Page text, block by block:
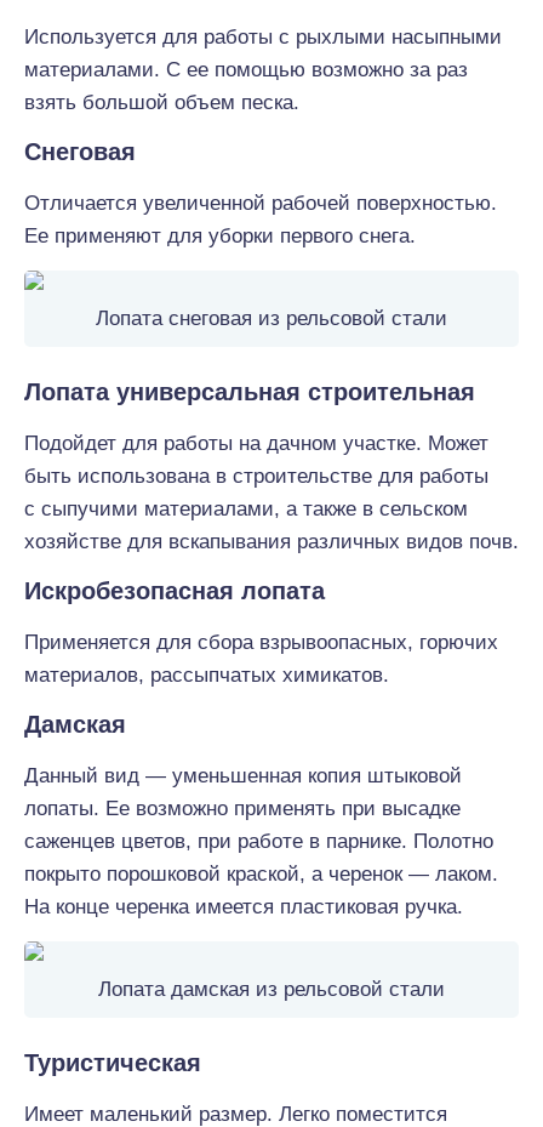
Используется для работы с рыхлыми насыпными
материалами. С ее помощью возможно за раз
взять большой объем песка.
Снеговая
Отличается увеличенной рабочей поверхностью.
Ее применяют для уборки первого снега.
Лопата снеговая из рельсовой стали
Лопата универсальная строительная
Подойдет для работы на дачном участке. Может
быть использована в строительстве для работы
с сыпучими материалами, а также в сельском
хозяйстве для вскапывания различных видов почв.
Искробезопасная лопата
Применяется для сбора взрывоопасных, горючих
материалов, рассыпчатых химикатов.
Дамская
Данный вид — уменьшенная копия штыковой
лопаты. Ее возможно применять при высадке
саженцев цветов, при работе в парнике. Полотно
покрыто порошковой краской, а черенок — лаком.
На конце черенка имеется пластиковая ручка.
Лопата дамская из рельсовой стали
Туристическая
Имеет маленький размер. Легко поместится